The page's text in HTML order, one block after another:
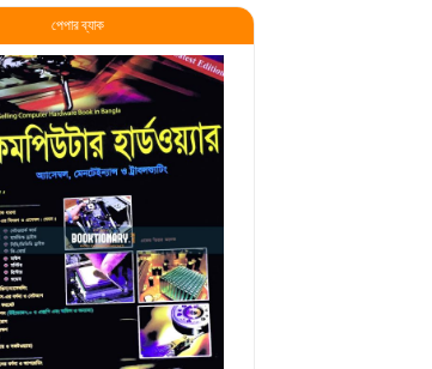
পেপার ব্যাক